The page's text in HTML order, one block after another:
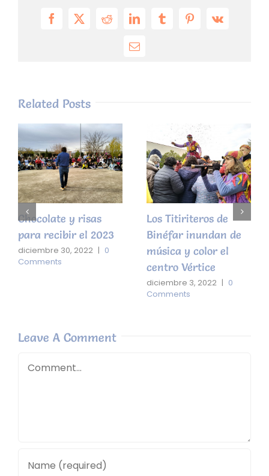
Facebook
X RedditLinkedInTumblrPinterest
Vk
Email
Related Posts
Chocolate y risas
para recibir el 2023
diciembre 30, 2022 | 0
Comments
Los Titiriteros de
Binéfar inundan de
música y color el
centro Vértice
diciembre 3, 2022 | 0
Comments
Leave A Comment